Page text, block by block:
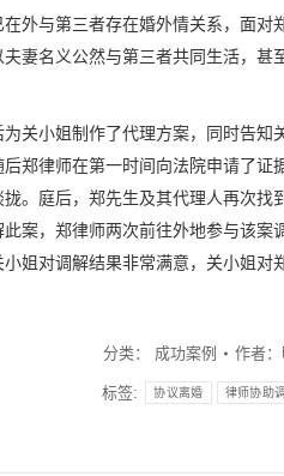
外与第三者存在婚外情关系，面
妻名义公然与第三者共同生活，
关小姐制作了代理方案，同时告
郑律师在第一时间向法院申请了
。庭后，郑先生及其代理人再次
案，郑律师两次前往外地参与该
姐对调解结果非常满意，关小姐
分类： 成功案例 作者：
标签: 协议离婚 律师协助